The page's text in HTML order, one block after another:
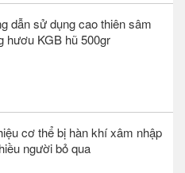
dẫn sử dụng cao thiên sâm
hươu KGB hũ 500gr
cơ thể bị hàn khí xâm nhập
người bỏ qua